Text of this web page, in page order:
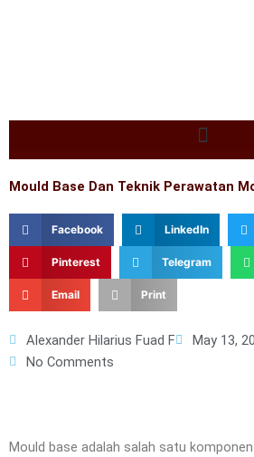
Mould Base Dan Teknik Perawatan
Facebook LinkedIn
Pinterest Telegram
Email Print
Alexander Hilarius Fuad F May 13,
No Comments
Mould base adalah salah satu